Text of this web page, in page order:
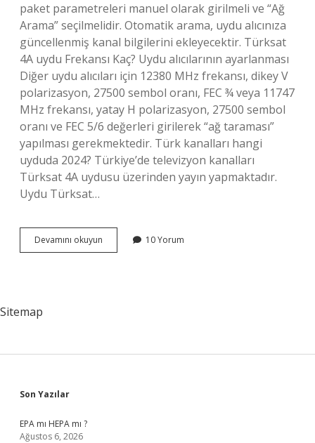
paket parametreleri manuel olarak girilmeli ve “Ağ
Arama” seçilmelidir. Otomatik arama, uydu alıcınıza
güncellenmiş kanal bilgilerini ekleyecektir. Türksat
4A uydu Frekansı Kaç? Uydu alıcılarının ayarlanması
Diğer uydu alıcıları için 12380 MHz frekansı, dikey V
polarizasyon, 27500 sembol oranı, FEC ¾ veya 11747
MHz frekansı, yatay H polarizasyon, 27500 sembol
oranı ve FEC 5/6 değerleri girilerek “ağ taraması”
yapılması gerekmektedir. Türk kanalları hangi
uyduda 2024? Türkiye’de televizyon kanalları
Türksat 4A uydusu üzerinden yayın yapmaktadır.
Uydu Türksat…
Devamını okuyun
Ayarı
10 Yorum
Sitemap
Sidebar
Son Yazılar
EPA mı HEPA mı ?
Ağustos 6, 2026